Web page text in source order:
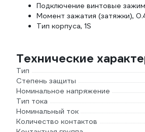
Подключение винтовые
Момент зажатия (затяжки),
Тип корпуса, 1S
Технические
Тип
Степень защиты
Номинальное напряжение
Тип тока
Номинальный ток
Количество контактов